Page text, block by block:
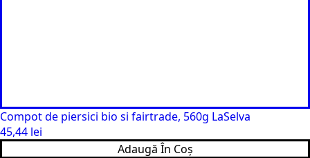
Compot de piersici bio si fairtrade, 560g LaSelva
45,44 lei
Adaugă În Coș